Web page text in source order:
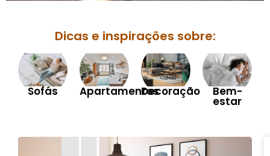
Dicas e inspirações sobre:
Sofás ApartamentosDecoração Bem-
estar